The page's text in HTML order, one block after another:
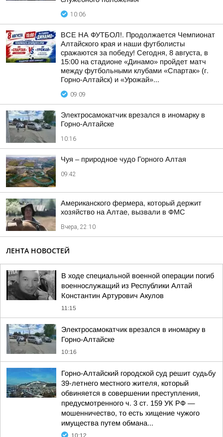
10:06
ВСЕ НА ФУТБОЛ!. Продолжается Чемпионат
Алтайского края и наши футболисты
сражаются за победу! Сегодня, 8 августа, в
15:00 на стадионе «Динамо» пройдет матч
между футбольными клубами «Спартак» (г.
Горно-Алтайск) и «Урожай»...
09:09
Электросамокатчик врезался в иномарку в
Горно-Алтайске
10:16
Чуя – природное чудо Горного Алтая
09:42
Американского фермера, который держит
хозяйство на Алтае, вызвали в ФМС
Вчера, 22:10
ЛЕНТА НОВОСТЕЙ
В ходе специальной военной операции погиб
военнослужащий из Республики Алтай
Константин Артурович Акулов
11:15
Электросамокатчик врезался в иномарку в
Горно-Алтайске
10:16
Горно-Алтайский городской суд решит судьбу
39-летнего местного жителя, который
обвиняется в совершении преступления,
предусмотренного ч. 3 ст. 159 УК РФ —
мошенничество, то есть хищение чужого
имущества путем обмана...
10:12